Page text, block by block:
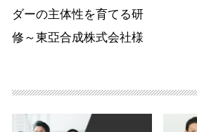
ダーの主体性を育てる研
修～東亞合成株式会社様